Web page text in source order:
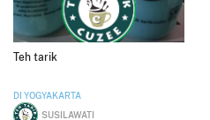
Teh tarik
DI YOGYAKARTA
SUSILAWATI